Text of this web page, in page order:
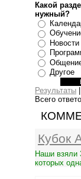
Какой
нужный?
Новости
Другое
Результаты
Всего
Кубок
Наши взяли
которых